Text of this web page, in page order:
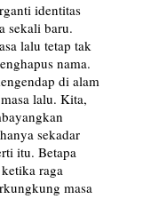
identitas
sekali baru.
lalu tetap tak
nama.
di alam
lalu. Kita,
sekadar
itu. Betapa
raga
masa